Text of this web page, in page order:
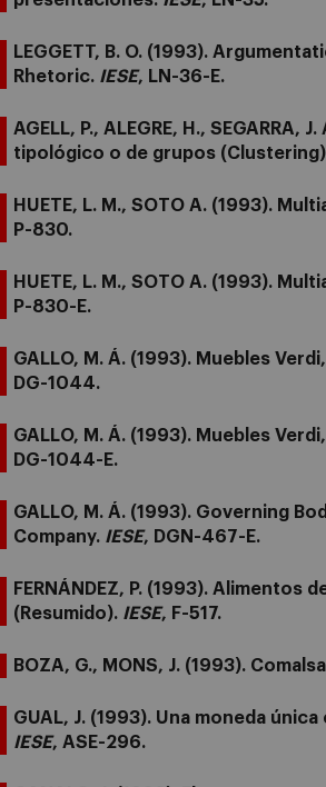
LEGGETT, B. O. (1993).
Rhetoric. IESE, LN-36-E.
AGELL, P., ALEGRE, H., SEGARRA,
tipológico o de grupos
HUETE, L. M., SOTO A. (1993).
P-830.
HUETE, L. M., SOTO A. (1993).
P-830-E.
GALLO, M. Á. (1993). Muebles
DG-1044.
GALLO, M. Á. (1993). Muebles
DG-1044-E.
GALLO, M. Á. (1993). Governing
Company. IESE, DGN-467-E.
FERNÁNDEZ, P. (1993). Alimentos
(Resumido). IESE, F-517.
BOZA, G., MONS, J. (1993).
GUAL, J. (1993). Una moneda única
IESE, ASE-296.